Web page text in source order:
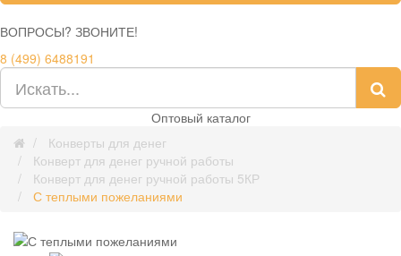
ВОПРОСЫ? ЗВОНИТЕ!
8 (499) 6488191
Оптовый каталог
Конверты для денег
Конверт для денег ручной работы
Конверт для денег ручной работы 5КР
С теплыми пожеланиями